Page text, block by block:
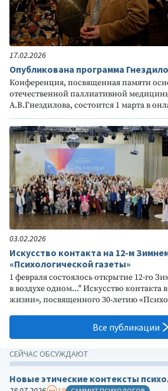
17.02.2026
Опубликована программа
Конференция, посвященная памяти
отечественной паллиативной
А.В.Гнездилова, состоится 1 марта в
03.02.2026
Искусство контакта на 12-м
«Психологической газеты»
1 февраля состоялось открытие 12-го
в воздухе одном..." Искусство контакта
жизни», посвященного 30-летию
Все публикации
СЕЙЧАС ОБСУЖДАЮТ
Новые этические контексты